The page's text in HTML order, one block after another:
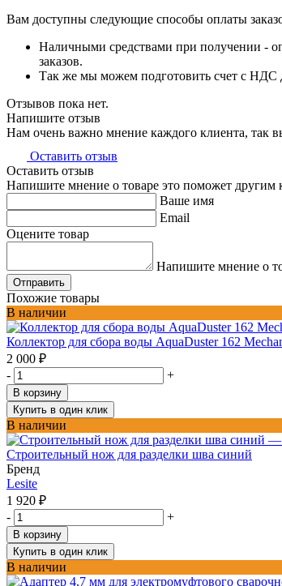
Вам доступны следующие способы оплаты
Наличными средствами при получении -
заказов.
Так же мы можем подготовить счет с НДС
Отзывов пока нет.
Напишите отзыв
Нам очень важно мнение каждого клиента, так
Оставить отзыв
Оставить отзыв
Напишите мнение о товаре это поможет другим
Ваше имя
Email
Оцените товар
Напишите мнение о
Отправить
Похожие товары
В наличии
Коллектор для сбора воды AquaDuster 162
2 000 ₽
-
+
В корзину
Купить в один клик
В наличии
Строительный нож для разделки шва синий
Бренд
Lesite
1 920 ₽
-
+
В корзину
Купить в один клик
В наличии